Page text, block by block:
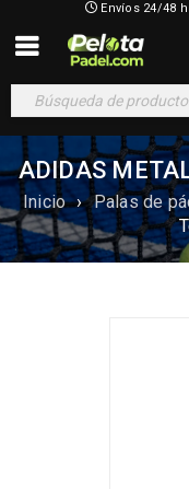
Envíos 24/48
ADIDAS
Inicio › Palas de